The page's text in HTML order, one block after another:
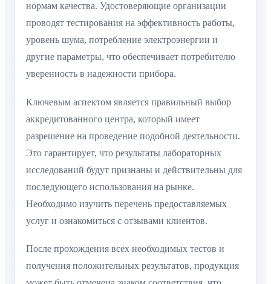
нормам качества. Удостоверяющие организации
проводят тестирования на эффективность работы,
уровень шума, потребление электроэнергии и
другие параметры, что обеспечивает потребителю
уверенность в надежности прибора.
Ключевым аспектом является правильный выбор
аккредитованного центра, который имеет
разрешение на проведение подобной деятельности.
Это гарантирует, что результаты лабораторных
исследований будут признаны и действительны для
последующего использования на рынке.
Необходимо изучить перечень предоставляемых
услуг и ознакомиться с отзывами клиентов.
После прохождения всех необходимых тестов и
получения положительных результатов, продукция